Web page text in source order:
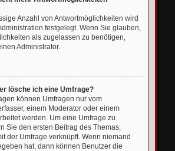
Anzahl von Antwortmöglichkeiten wird
festgelegt. Wenn Sie glauben,
als zugelassen zu benötigen,
Administrator.
lösche ich eine Umfrage?
können Umfragen nur vom
einem Moderator oder einem
werden. Um eine Umfrage zu
Sie den ersten Beitrag des Themas;
der Umfrage verknüpft. Wenn niemand
hat, dann können Benutzer die